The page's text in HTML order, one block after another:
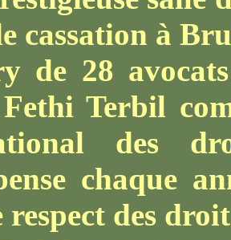
cassation à
de 28
Terbil
des
chaque
des